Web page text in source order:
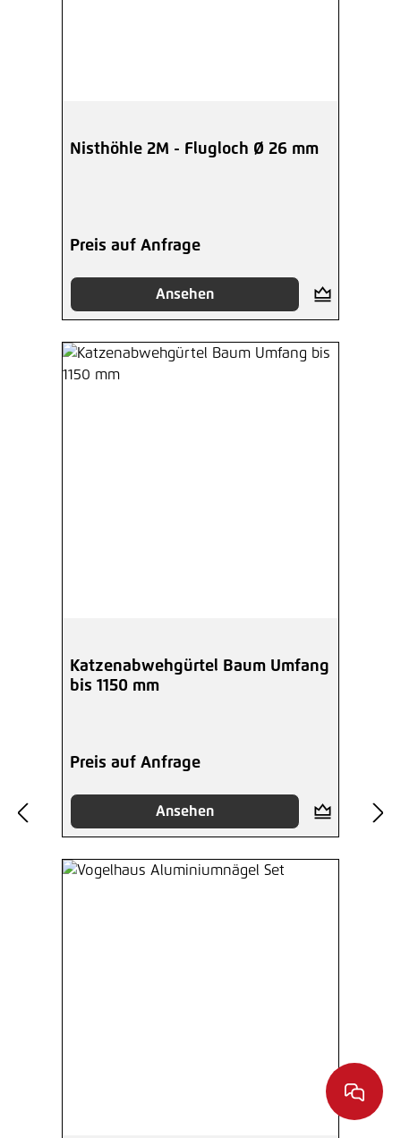
Nisthöhle 2M - Flugloch Ø 26 mm
Preis auf Anfrage
Ansehen
Katzenabwehgürtel Baum Umfang
bis 1150 mm
Preis auf Anfrage
Ansehen